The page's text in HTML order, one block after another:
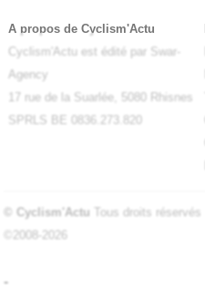
A propos de Cyclism'Actu
Cyclism'Actu est édité par Swar-
Agency
17 rue de la Suarlée, 5080 Rhisnes
SPRLS BE 0836.273.820
© Cyclism'Actu Tous droits réservés
©2008-2026
-